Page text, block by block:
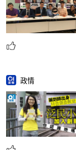
政情